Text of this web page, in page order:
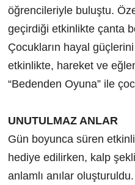
öğrencileriyle buluştu.
geçirdiği etkinlikte çanta
Çocukların hayal güçlerini
etkinlikte, hareket ve
“Bedenden Oyuna” ile
UNUTULMAZ ANLAR
Gün boyunca süren
hediye edilirken, kalp
anlamlı anılar